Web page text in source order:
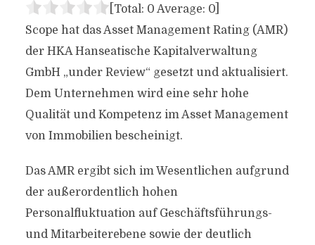
[Total: 0 Average: 0]
Scope hat das Asset Management Rating (AMR)
der HKA Hanseatische Kapitalverwaltung
GmbH „under Review“ gesetzt und aktualisiert.
Dem Unternehmen wird eine sehr hohe
Qualität und Kompetenz im Asset Management
von Immobilien bescheinigt.
Das AMR ergibt sich im Wesentlichen aufgrund
der außerordentlich hohen
Personalfluktuation auf Geschäftsführungs-
und Mitarbeiterebene sowie der deutlich